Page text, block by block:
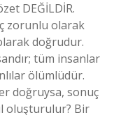
DEĞİLDİR.
zorunlu olarak
doğrudur.
tüm insanlar
ölümlüdür.
doğruysa, sonuç
oluşturulur? Bir